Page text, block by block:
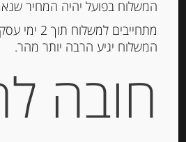
מק"ט:8005675008490
תגית:
זיתים
המשלוח בפועל יהיה המחיר
מתחייבים
המשלוח יגיע הרבה יותר מהר.
חובה